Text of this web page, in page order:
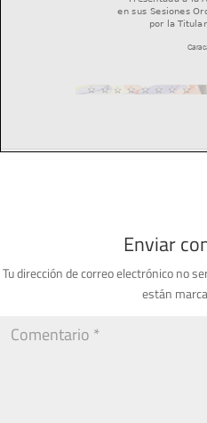
Enviar
Tu dirección de correo electrónico no
están